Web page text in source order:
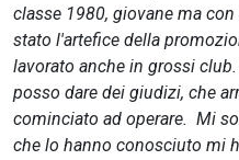
classe 1980, giovane ma
stato l'artefice della
lavorato anche in grossi
posso dare dei giudizi, che
cominciato ad operare. Mi
che lo hanno conosciuto mi